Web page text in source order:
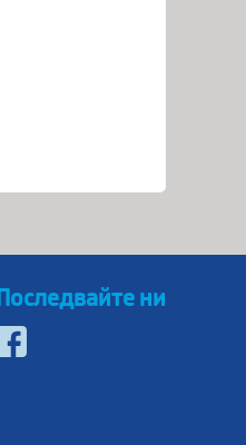
Последвайте ни